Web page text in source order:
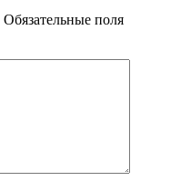
Обязательные поля